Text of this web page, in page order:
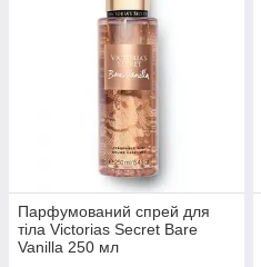
Парфумований спрей для
тіла Victorias Secret Bare
Vanilla 250 мл